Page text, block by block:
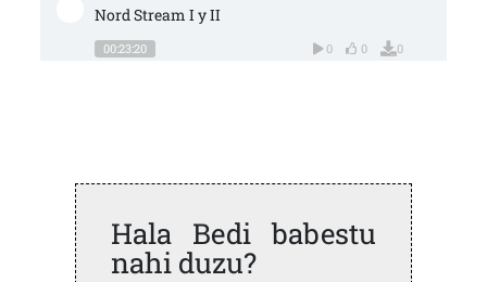
Nord Stream I y II
00:23:20 0 0 0
Hala Bedi babestu
nahi duzu?